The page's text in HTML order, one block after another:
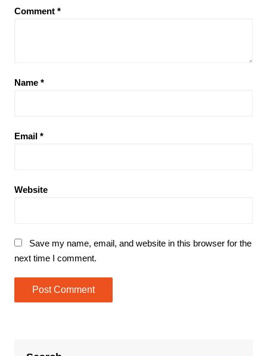
Comment *
Name *
Email *
Website
Save my name, email, and website in this browser for the
next time I comment.